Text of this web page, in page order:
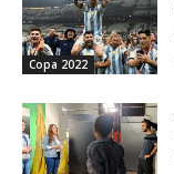
Copa 2022